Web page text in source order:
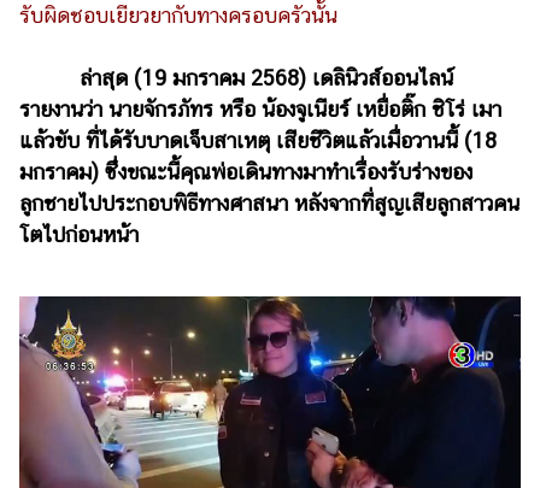
ช้อป
รถยนต์
บ้าน
และ
การ
ตกแต่ง
ราคา
ทอง
น้ำมัน
รับผิดชอบเยียวยากับทางครอบครัวนั้น
ล่าสุด (19 มกราคม 2568) เดลินิวส์ออนไลน์
รายงานว่า นายจักรภัทร หรือ น้องจูเนียร์ เหยื่อติ๊ก ชิโร่ เมา
แล้วขับ ที่ได้รับบาดเจ็บสาเหตุ เสียชีวิตแล้วเมื่อวานนี้ (18
มกราคม) ซึ่งขณะนี้คุณพ่อเดินทางมาทำเรื่องรับร่างของ
ลูกชายไปประกอบพิธีทางศาสนา หลังจากที่สูญเสียลูกสาวคน
โตไปก่อนหน้า